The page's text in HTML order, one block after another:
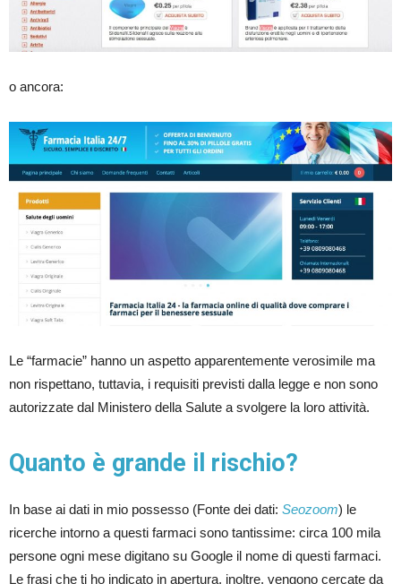
o ancora:
Le “farmacie” hanno un aspetto apparentemente verosimile ma
non rispettano, tuttavia, i requisiti previsti dalla legge e non sono
autorizzate dal Ministero della Salute a svolgere la loro attività.
Quanto è grande il rischio?
In base ai dati in mio possesso (Fonte dei dati: Seozoom) le
ricerche intorno a questi farmaci sono tantissime: circa 100 mila
persone ogni mese digitano su Google il nome di questi farmaci.
Le frasi che ti ho indicato in apertura, inoltre, vengono cercate da